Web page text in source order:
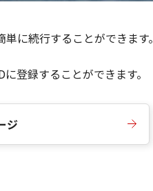
に続行することができます。
登録することができます。
ジ